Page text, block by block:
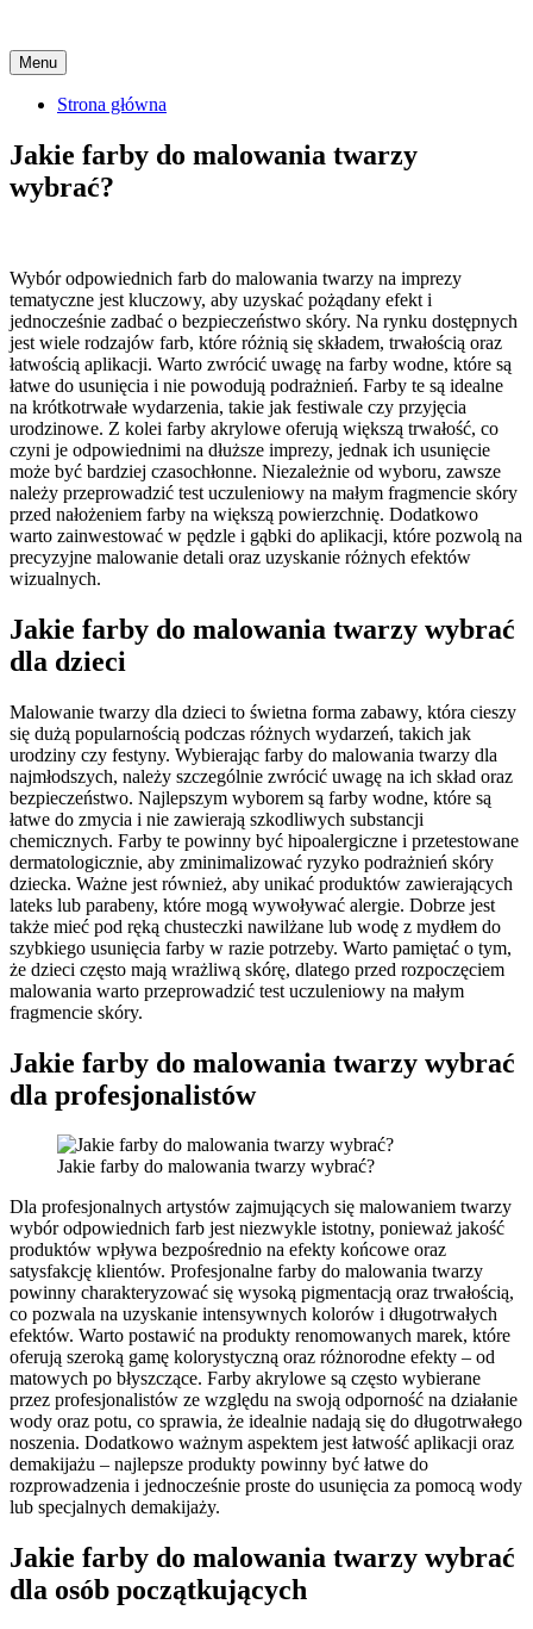
Menu Skip
to
content
Strona główna
Jakie farby do malowania twarzy
wybrać?
Wybór odpowiednich farb do malowania twarzy na imprezy
tematyczne jest kluczowy, aby uzyskać pożądany efekt i
jednocześnie zadbać o bezpieczeństwo skóry. Na rynku dostępnych
jest wiele rodzajów farb, które różnią się składem, trwałością oraz
łatwością aplikacji. Warto zwrócić uwagę na farby wodne, które są
łatwe do usunięcia i nie powodują podrażnień. Farby te są idealne
na krótkotrwałe wydarzenia, takie jak festiwale czy przyjęcia
urodzinowe. Z kolei farby akrylowe oferują większą trwałość, co
czyni je odpowiednimi na dłuższe imprezy, jednak ich usunięcie
może być bardziej czasochłonne. Niezależnie od wyboru, zawsze
należy przeprowadzić test uczuleniowy na małym fragmencie skóry
przed nałożeniem farby na większą powierzchnię. Dodatkowo
warto zainwestować w pędzle i gąbki do aplikacji, które pozwolą na
precyzyjne malowanie detali oraz uzyskanie różnych efektów
wizualnych.
Jakie farby do malowania twarzy wybrać
dla dzieci
Malowanie twarzy dla dzieci to świetna forma zabawy, która cieszy
się dużą popularnością podczas różnych wydarzeń, takich jak
urodziny czy festyny. Wybierając farby do malowania twarzy dla
najmłodszych, należy szczególnie zwrócić uwagę na ich skład oraz
bezpieczeństwo. Najlepszym wyborem są farby wodne, które są
łatwe do zmycia i nie zawierają szkodliwych substancji
chemicznych. Farby te powinny być hipoalergiczne i przetestowane
dermatologicznie, aby zminimalizować ryzyko podrażnień skóry
dziecka. Ważne jest również, aby unikać produktów zawierających
lateks lub parabeny, które mogą wywoływać alergie. Dobrze jest
także mieć pod ręką chusteczki nawilżane lub wodę z mydłem do
szybkiego usunięcia farby w razie potrzeby. Warto pamiętać o tym,
że dzieci często mają wrażliwą skórę, dlatego przed rozpoczęciem
malowania warto przeprowadzić test uczuleniowy na małym
fragmencie skóry.
Jakie farby do malowania twarzy wybrać
dla profesjonalistów
Jakie farby do malowania twarzy wybrać?
Dla profesjonalnych artystów zajmujących się malowaniem twarzy
wybór odpowiednich farb jest niezwykle istotny, ponieważ jakość
produktów wpływa bezpośrednio na efekty końcowe oraz
satysfakcję klientów. Profesjonalne farby do malowania twarzy
powinny charakteryzować się wysoką pigmentacją oraz trwałością,
co pozwala na uzyskanie intensywnych kolorów i długotrwałych
efektów. Warto postawić na produkty renomowanych marek, które
oferują szeroką gamę kolorystyczną oraz różnorodne efekty – od
matowych po błyszczące. Farby akrylowe są często wybierane
przez profesjonalistów ze względu na swoją odporność na działanie
wody oraz potu, co sprawia, że idealnie nadają się do długotrwałego
noszenia. Dodatkowo ważnym aspektem jest łatwość aplikacji oraz
demakijażu – najlepsze produkty powinny być łatwe do
rozprowadzenia i jednocześnie proste do usunięcia za pomocą wody
lub specjalnych demakijaży.
Jakie farby do malowania twarzy wybrać
dla osób początkujących